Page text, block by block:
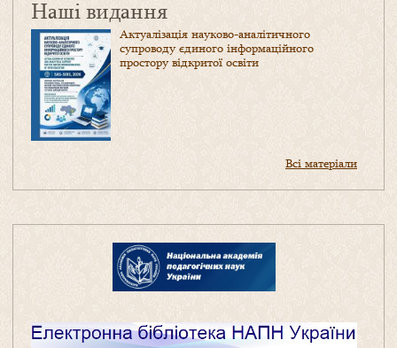
Наші видання
Актуалізація науково-аналітичного
супроводу єдиного інформаційного
простору відкритої освіти
Всі матеріали